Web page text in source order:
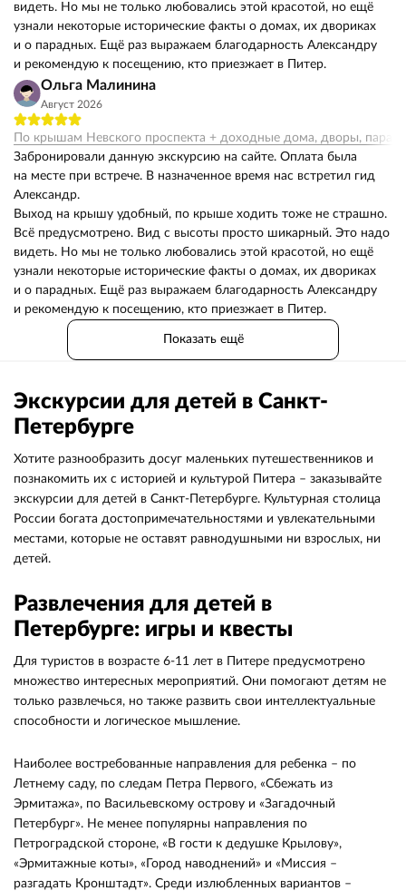
видеть. Но мы не только любовались этой красотой, но ещё
узнали некоторые исторические факты о домах, их двориках
и о парадных. Ещё раз выражаем благодарность Александру
и рекомендую к посещению, кто приезжает в Питер.
Ольга Малинина
Август 2026
По крышам Невского проспекта + доходные дома, дворы,
Забронировали данную экскурсию на сайте. Оплата была
на месте при встрече. В назначенное время нас встретил гид
Александр.
Выход на крышу удобный, по крыше ходить тоже не страшно.
Всё предусмотрено. Вид с высоты просто шикарный. Это надо
видеть. Но мы не только любовались этой красотой, но ещё
узнали некоторые исторические факты о домах, их двориках
и о парадных. Ещё раз выражаем благодарность Александру
и рекомендую к посещению, кто приезжает в Питер.
Показать ещё
Экскурсии для детей в Санкт-
Петербурге
Хотите разнообразить досуг маленьких путешественников и
познакомить их с историей и культурой Питера – заказывайте
экскурсии для детей в Санкт-Петербурге. Культурная столица
России богата достопримечательностями и увлекательными
местами, которые не оставят равнодушными ни взрослых, ни
детей.
Развлечения для детей в
Петербурге: игры и квесты
Для туристов в возрасте 6-11 лет в Питере предусмотрено
множество интересных мероприятий. Они помогают детям не
только развлечься, но также развить свои интеллектуальные
способности и логическое мышление.
Наиболее востребованные направления для ребенка – по
Летнему саду, по следам Петра Первого, «Сбежать из
Эрмитажа», по Васильевскому острову и «Загадочный
Петербург». Не менее популярны направления по
Петроградской стороне, «В гости к дедушке Крылову»,
«Эрмитажные коты», «Город наводнений» и «Миссия –
разгадать Кронштадт». Среди излюбленных вариантов –